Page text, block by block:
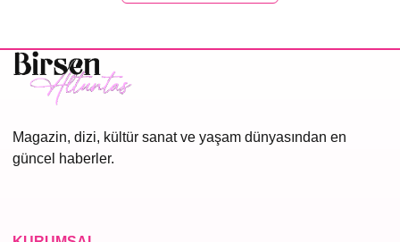
Magazin, dizi, kültür sanat ve yaşam dünyasından en
güncel haberler.